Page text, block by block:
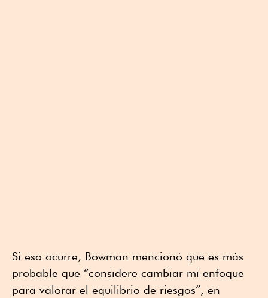
Si eso ocurre, Bowman mencionó que es más
probable que “considere cambiar mi enfoque
para valorar el equilibrio de riesgos”, en